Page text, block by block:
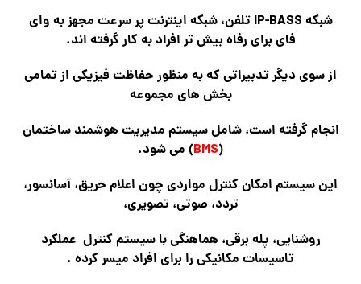
شبکه IP-BASS تلفن، شبکه اینترنت پر سرعت مجهز به وای
فای برای رفاه بیش تر افراد به کار گرفته اند.
از سوی دیگر تدبیراتی که به منظور حفاظت فیزیکی از تمامی
بخش های مجموعه
انجام گرفته است، شامل سیستم مدیریت هوشمند ساختمان
(
BMS) می شود.
این سیستم امکان کنترل مواردی چون اعلام حریق، آسانسور،
تردد، صوتی، تصویری،
روشنایی، پله برقی، هماهنگی با سیستم کنترل عملکرد
تاسیسات مکانیکی را برای افراد میسر کرده .